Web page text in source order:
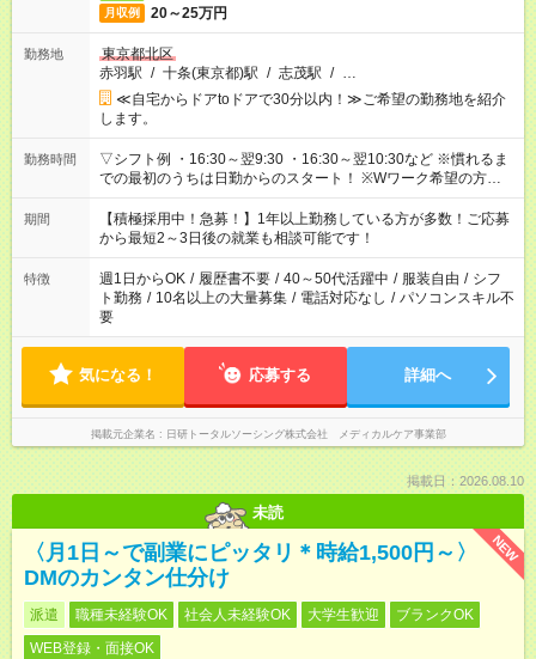
月収例 20～25万円
勤務地
東京都北区
赤羽駅 / 十条(東京都)駅 / 志茂駅 / …
≪自宅からドアtoドアで30分以内！≫ご希望の勤務地を紹介
します。
勤務時間
▽シフト例 ・16:30～翌9:30 ・16:30～翌10:30など ※慣れるま
での最初のうちは日勤からのスタート！ ※Wワーク希望の方へ
今ご覧のお仕事で希望する勤務時間と、もう1つのお仕事の勤務
時間。 合計で週40時間を超える場合は応募できません。
期間
【積極採用中！急募！】1年以上勤務している方が多数！ご応募
から最短2～3日後の就業も相談可能です！
特徴 週1日からOK / 履歴書不要 / 40～50代活躍中 / 服装自由 / シフ
ト勤務 / 10名以上の大量募集 / 電話対応なし / パソコンスキル不
要
気になる！ 応募する 詳細へ
掲載元企業名 日研トータルソーシング株式会社 メディカルケア事業部
掲載日：2026.08.10
未読
NEW
〈月1日～で副業にピッタリ＊時給1,500円～〉
DMのカンタン仕分け
派遣 職種未経験OK 社会人未経験OK 大学生歓迎
ブランクOK
WEB登録・面接OK